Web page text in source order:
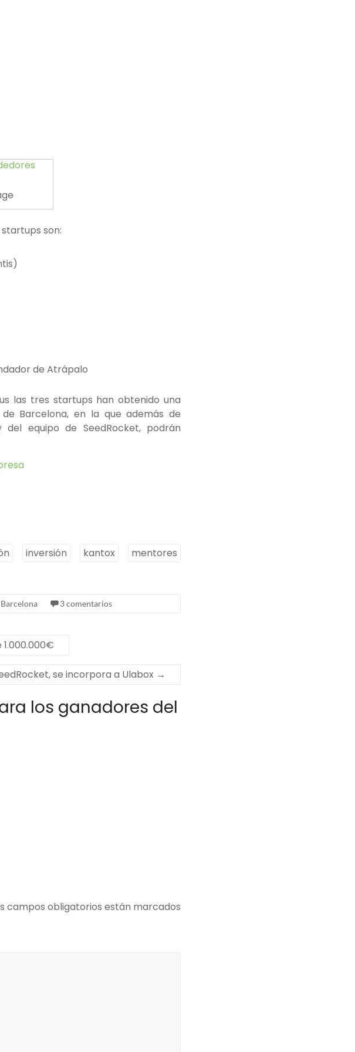
son:
de Atrápalo
las tres startups han obtenido una
de Barcelona, en la que además de
equipo de SeedRocket, podrán
inversión kantox
mentores
3 comentarios
se incorpora a Ulabox →
los ganadores del
campos obligatorios están marcados